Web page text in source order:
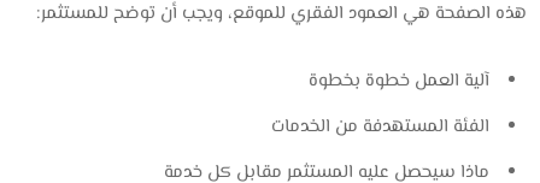
هذه الصفحة هي العمود الفقري للموقع، ويجب أن توضح للمستثمر:
آلية العمل خطوة بخطوة
الفئة المستهدفة من الخدمات
ماذا سيحصل عليه المستثمر مقابل كل خدمة